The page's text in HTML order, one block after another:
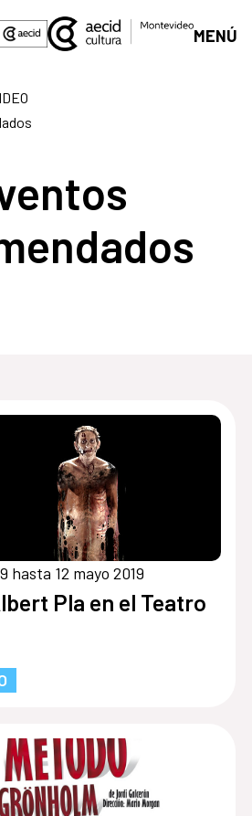
MENÚ
hasta 12 mayo 2019
Pla en el Teatro